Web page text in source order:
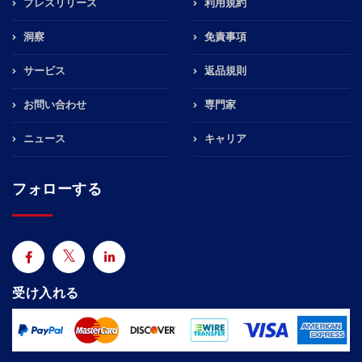
プレスリリース
洞察
サービス
お問い合わせ
ニュース
利用規約
免責事項
返品規則
専門家
キャリア
フォローする
受け入れる